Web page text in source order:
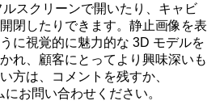
スクリーンで開いたり、キャビ
閉したりできます。静止画像を表
に視覚的に魅力的な 3D モデルを
れ、顧客にとってより興味深いも
方は、コメントを残すか、
お問い合わせください。